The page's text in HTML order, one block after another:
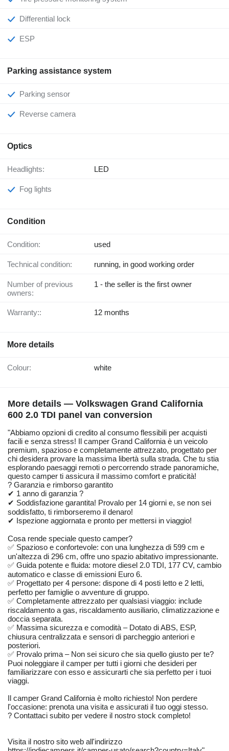
Differential lock
ESP
Parking assistance system
Parking sensor
Reverse camera
Optics
Headlights: LED
Fog lights
Condition
Condition: used
Technical condition: running, in good working order
Number of previous
owners:
1 - the seller is the first owner
Warranty:: 12 months
More details
Colour: white
More details — Volkswagen Grand California
600 2.0 TDI panel van conversion
"Abbiamo opzioni di credito al consumo flessibili per acquisti
facili e senza stress! Il camper Grand California è un veicolo
premium, spazioso e completamente attrezzato, progettato per
chi desidera provare la massima libertà sulla strada. Che tu stia
esplorando paesaggi remoti o percorrendo strade panoramiche,
questo camper ti assicura il massimo comfort e praticità!
? Garanzia e rimborso garantito
✔ 1 anno di garanzia ?️
✔ Soddisfazione garantita! Provalo per 14 giorni e, se non sei
soddisfatto, ti rimborseremo il denaro!
✔ Ispezione aggiornata e pronto per mettersi in viaggio!
Cosa rende speciale questo camper?
✅ Spazioso e confortevole: con una lunghezza di 599 cm e
un'altezza di 296 cm, offre uno spazio abitativo impressionante.
✅ Guida potente e fluida: motore diesel 2.0 TDI, 177 CV, cambio
automatico e classe di emissioni Euro 6.
✅ Progettato per 4 persone: dispone di 4 posti letto e 2 letti,
perfetto per famiglie o avventure di gruppo.
✅ Completamente attrezzato per qualsiasi viaggio: include
riscaldamento a gas, riscaldamento ausiliario, climatizzazione e
doccia separata.
✅ Massima sicurezza e comodità – Dotato di ABS, ESP,
chiusura centralizzata e sensori di parcheggio anteriori e
posteriori.
✅ Provalo prima – Non sei sicuro che sia quello giusto per te?
Puoi noleggiare il camper per tutti i giorni che desideri per
familiarizzare con esso e assicurarti che sia perfetto per i tuoi
viaggi.
Il camper Grand California è molto richiesto! Non perdere
l'occasione: prenota una visita e assicurati il tuo oggi stesso.
? Contattaci subito per vedere il nostro stock completo!
Visita il nostro sito web all'indirizzo